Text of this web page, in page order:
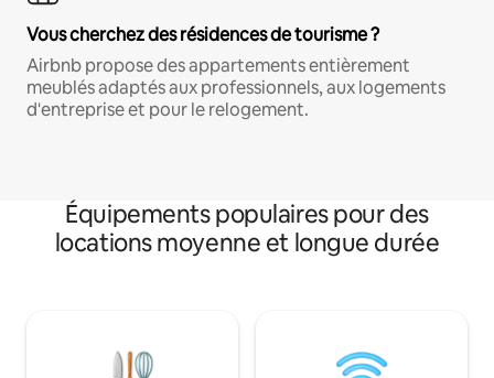
Vous cherchez des résidences de tourisme ?
Airbnb propose des appartements entièrement
meublés adaptés aux professionnels, aux logements
d'entreprise et pour le relogement.
Équipements populaires pour des
locations moyenne et longue durée